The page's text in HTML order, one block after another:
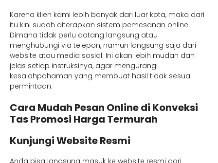
Karena klien kami lebih banyak dari luar kota, maka dari
itu kini sudah diterapkan sistem pemesanan online.
Dimana tidak perlu datang langsung atau
menghubungi via telepon, namun langsung saja dari
website atau media sosial. Ini akan lebih mudah dan
jelas setiap instruksinya, agar mengurangi
kesalahpahaman yang membuat hasil tidak sesuai
permintaan.
Cara Mudah Pesan Online di Konveksi
Tas Promosi Harga Termurah
Kunjungi Website Resmi